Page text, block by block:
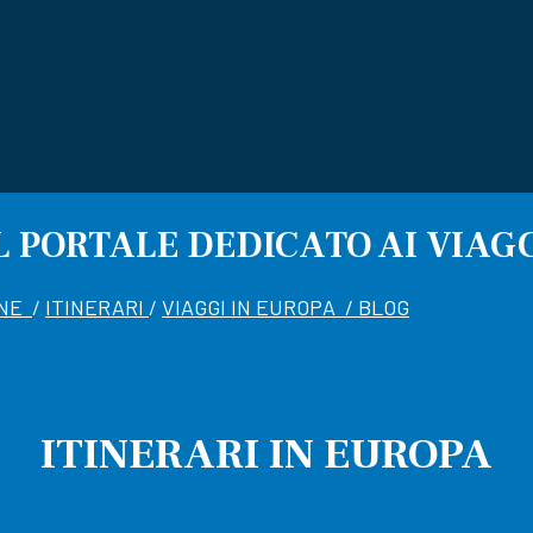
PORTALE DEDICATO AI
/ ITINERARI / VIAGGI IN EUROPA / BLOG
ITINERARI IN EUROPA